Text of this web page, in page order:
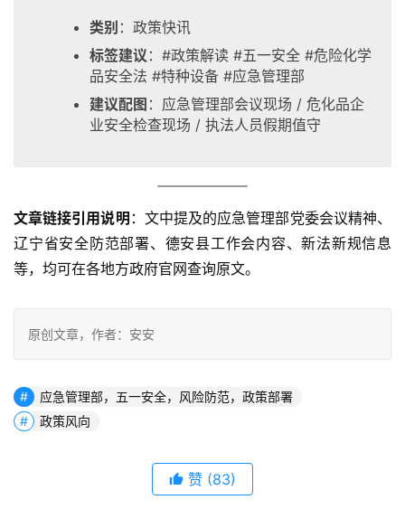
类别 ：政策快讯
标签建议 ：#政策解读 #五一安全 #危险化学
品安全法 #特种设备 #应急管理部
建议配图 ：应急管理部会议现场 / 危化品企
业安全检查现场 / 执法人员假期值守
文章链接引用说明 ：文中提及的应急管理部党委会议精神、
辽宁省安全防范部署、德安县工作会内容、新法新规信息
等，均可在各地方政府官网查询原文。
原创文章，作者：安安
应急管理部，五一安全，风险防范，政策部署
政策风向
赞 (83)